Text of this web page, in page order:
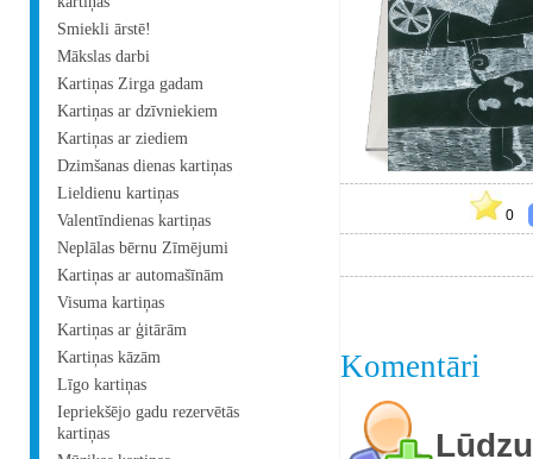
Smiekli ārstē!
Mākslas darbi
Kartiņas Zirga gadam
Kartiņas ar dzīvniekiem
Kartiņas ar ziediem
Dzimšanas dienas kartiņas
Lieldienu kartiņas
Valentīndienas kartiņas
Neplālas bērnu Zīmējumi
Kartiņas ar automašīnām
Visuma kartiņas
Kartiņas ar ģitārām
Kartiņas kāzām
Līgo kartiņas
Iepriekšējo gadu rezervētās
kartiņas
0
Komentāri